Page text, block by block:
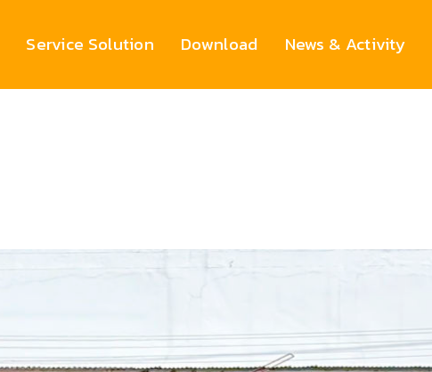
Service Solution Download News & Activity